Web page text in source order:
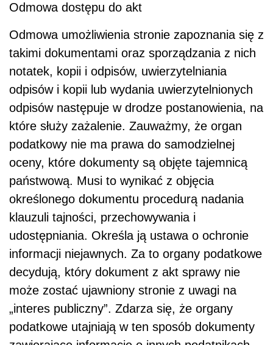
Odmowa dostępu do akt
Odmowa umożliwienia stronie zapoznania się z
takimi dokumentami oraz sporządzania z nich
notatek, kopii i odpisów, uwierzytelniania
odpisów i kopii lub wydania uwierzytelnionych
odpisów następuje w drodze postanowienia, na
które służy zażalenie. Zauważmy, że organ
podatkowy nie ma prawa do samodzielnej
oceny, które dokumenty są objęte tajemnicą
państwową. Musi to wynikać z objęcia
określonego dokumentu procedurą nadania
klauzuli tajności, przechowywania i
udostępniania. Określa ją ustawa o ochronie
informacji niejawnych. Za to organy podatkowe
decydują, który dokument z akt sprawy nie
może zostać ujawniony stronie z uwagi na
„interes publiczny”. Zdarza się, że organy
podatkowe utajniają w ten sposób dokumenty